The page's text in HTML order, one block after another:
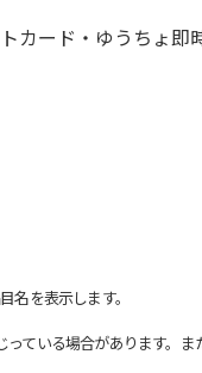
カード・ゆうちょ即
を表示します。
いる場合があります。